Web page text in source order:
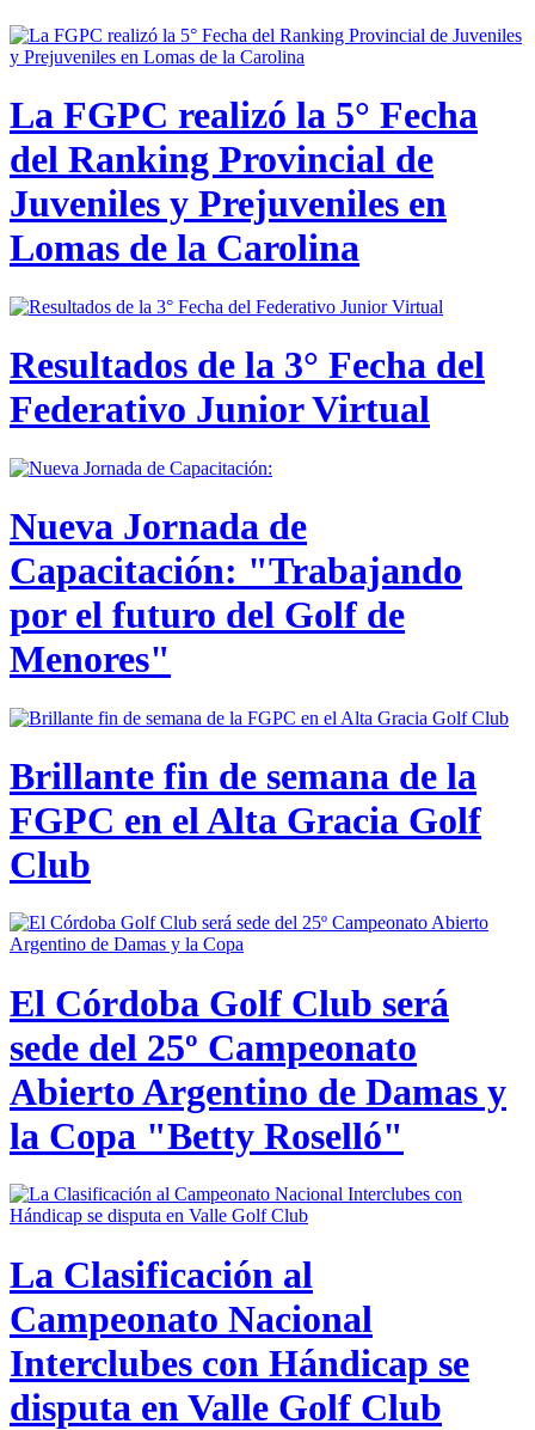
La FGPC realizó la 5° Fecha
del Ranking Provincial de
Juveniles y Prejuveniles en
Lomas de la Carolina
Resultados de la 3° Fecha del
Federativo Junior Virtual
Nueva Jornada de
Capacitación: "Trabajando
por el futuro del Golf de
Menores"
Brillante fin de semana de la
FGPC en el Alta Gracia Golf
Club
El Córdoba Golf Club será
sede del 25º Campeonato
Abierto Argentino de Damas y
la Copa "Betty Roselló"
La Clasificación al
Campeonato Nacional
Interclubes con Hándicap se
disputa en Valle Golf Club